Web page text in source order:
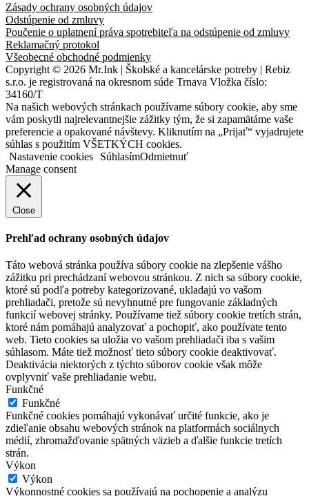
Zásady ochrany osobných údajov
Odstúpenie od zmluvy
Poučenie o uplatnení práva spotrebiteľa na odstúpenie od zmluvy
Reklamačný protokol
Všeobecné obchodné podmienky
Copyright © 2026 Mr.Ink | Školské a kancelárske potreby | Rebiz
s.r.o. je registrovaná na okresnom súde Trnava Vložka číslo:
34160/T
Na našich webových stránkach používame súbory cookie, aby sme
vám poskytli najrelevantnejšie zážitky tým, že si zapamätáme vaše
preferencie a opakované návštevy. Kliknutím na „Prijať“ vyjadrujete
súhlas s použitím VŠETKÝCH cookies.
Nastavenie cookies
SúhlasímOdmietnuť
Manage consent
Close
Prehľad ochrany osobných údajov
Táto webová stránka používa súbory cookie na zlepšenie vášho
zážitku pri prechádzaní webovou stránkou. Z nich sa súbory cookie,
ktoré sú podľa potreby kategorizované, ukladajú vo vašom
prehliadači, pretože sú nevyhnutné pre fungovanie základných
funkcií webovej stránky. Používame tiež súbory cookie tretích strán,
ktoré nám pomáhajú analyzovať a pochopiť, ako používate tento
web. Tieto cookies sa uložia vo vašom prehliadači iba s vašim
súhlasom. Máte tiež možnosť tieto súbory cookie deaktivovať.
Deaktivácia niektorých z týchto súborov cookie však môže
ovplyvniť vaše prehliadanie webu.
Funkčné
Funkčné
Funkčné cookies pomáhajú vykonávať určité funkcie, ako je
zdieľanie obsahu webových stránok na platformách sociálnych
médií, zhromažďovanie spätných väzieb a ďalšie funkcie tretích
strán.
Výkon
Výkon
Výkonnostné cookies sa používajú na pochopenie a analýzu